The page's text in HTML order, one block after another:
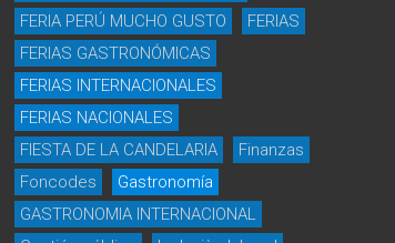
FERIA PERÚ MUCHO GUSTO
FERIAS
FERIAS GASTRONÓMICAS
FERIAS INTERNACIONALES
FERIAS NACIONALES
FIESTA DE LA CANDELARIA
Finanzas
Foncodes
Gastronomía
GASTRONOMIA INTERNACIONAL